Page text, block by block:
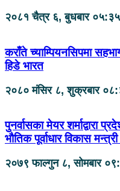
२०८१ चैत्र ६, बुधबार ०५:३५
कराँते च्याम्पियनसिपमा
हिडे भारत
२०८० मंसिर ८, शुक्रबार
पुनर्वासका मेयर शर्माद्वारा
भौतिक पूर्वाधार विकास
२०७९ फाल्गुन ८, सोमबार